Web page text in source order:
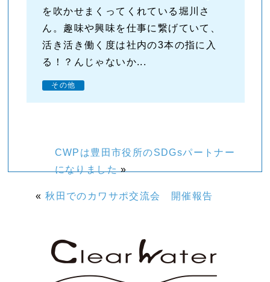
を吹かせまくってくれている堀川さ
ん。趣味や興味を仕事に繋げていて、
活き活き働く度は社内の3本の指に入
る！？んじゃないか...
その他
CWPは豊田市役所のSDGsパートナー
になりました»
«秋田でのカワサポ交流会 開催報告